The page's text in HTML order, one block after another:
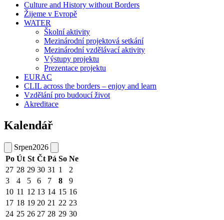
Culture and History without Borders
Žijeme v Evropě
WATER
Školní aktivity
Mezinárodní projektová setkání
Mezinárodní vzdělávací aktivity
Výstupy projektu
Prezentace projektu
EURAC
CLIL across the borders – enjoy and learn
Vzdělání pro budoucí život
Akreditace
Kalendář
Srpen2026
Po Út St Čt Pá So Ne
27 28 29 30 31 1
2
3
4 5 6 7 8
9
10 11 12 13 14 15 16
17 18 19 20 21 22 23
24 25 26 27 28 29 30